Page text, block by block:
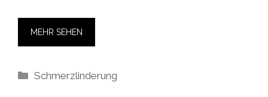
MEHR SEHEN
Kategorien
Schmerzlinderung